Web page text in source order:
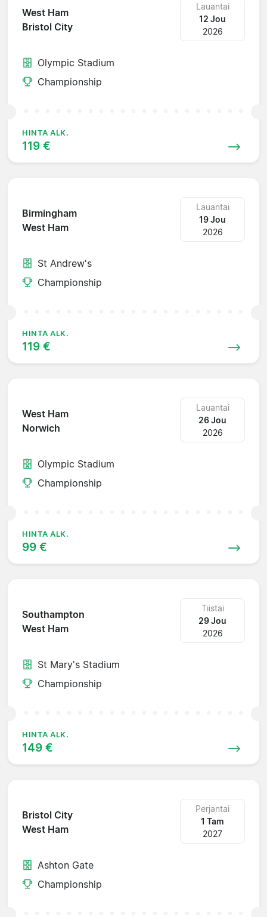
West Ham
Bristol City
Lauantai
12 Jou
2026
Olympic Stadium
Championship
HINTA ALK.
119 €
Birmingham
West Ham
Lauantai
19 Jou
2026
St Andrew's
Championship
HINTA ALK.
119 €
West Ham
Norwich
Lauantai
26 Jou
2026
Olympic Stadium
Championship
HINTA ALK.
99 €
Southampton
West Ham
Tiistai
29 Jou
2026
St Mary's Stadium
Championship
HINTA ALK.
149 €
Bristol City
West Ham
Perjantai
1 Tam
2027
Ashton Gate
Championship